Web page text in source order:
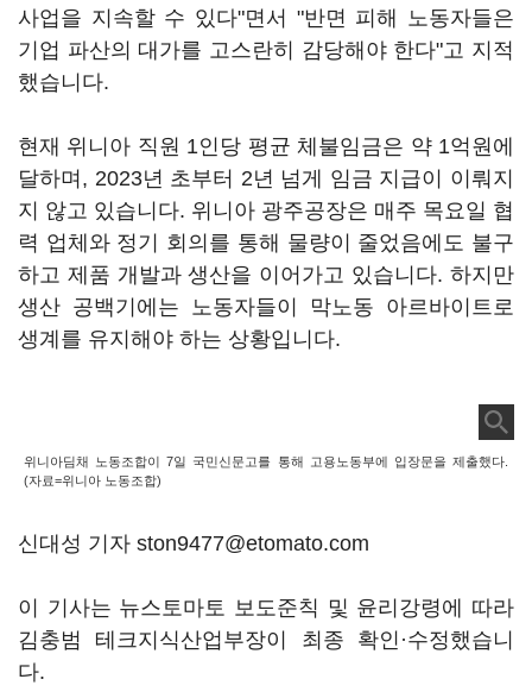
사업을 지속할 수 있다"면서 "반면 피해 노동자들은
기업 파산의 대가를 고스란히 감당해야 한다"고 지적
했습니다.
현재 위니아 직원 1인당 평균 체불임금은 약 1억원에
달하며, 2023년 초부터 2년 넘게 임금 지급이 이뤄지
지 않고 있습니다. 위니아 광주공장은 매주 목요일 협
력 업체와 정기 회의를 통해 물량이 줄었음에도 불구
하고 제품 개발과 생산을 이어가고 있습니다. 하지만
생산 공백기에는 노동자들이 막노동 아르바이트로
생계를 유지해야 하는 상황입니다.
위니아딤채 노동조합이 7일 국민신문고를 통해 고용노동부에 입장문을 제출했다.
(자료=위니아 노동조합)
신대성 기자 ston9477@etomato.com
이 기사는 뉴스토마토 보도준칙 및 윤리강령에 따라
김충범 테크지식산업부장이 최종 확인·수정했습니
다.